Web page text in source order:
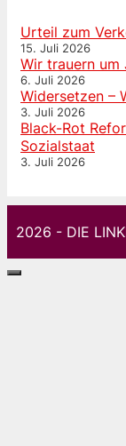
Urteil zum
15. Juli 2026
Wir trauern um
6. Juli 2026
Widersetzen –
3. Juli 2026
Black-Rot
Sozialstaat
3. Juli 2026
2026 - DIE
Schließen